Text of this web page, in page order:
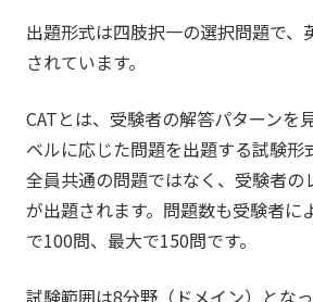
出題形式は四肢択一の選択問題で、
されています。
CATとは、受験者の解答パターンを
ベルに応じた問題を出題する試験形
全員共通の問題ではなく、受験者の
が出題されます。問題数も受験者に
で100問、最大で150問です。
試験範囲は8分野（ドメイン）とな